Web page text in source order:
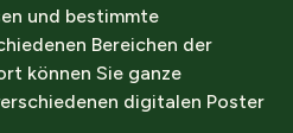
und bestimmte
Bereichen der
können Sie ganze
digitalen Poster